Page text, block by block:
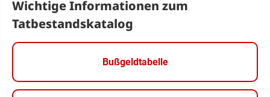
Wichtige Informationen zum
Tatbestandskatalog
Bußgeldtabelle